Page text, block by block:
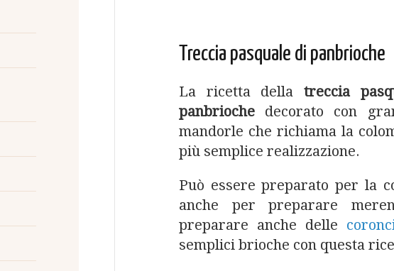
Treccia pasquale di panbrioche
La ricetta della treccia
panbrioche decorato con
mandorle che richiama la
più semplice realizzazione.
Può essere preparato per la
anche per preparare
preparare anche delle
semplici brioche con questa